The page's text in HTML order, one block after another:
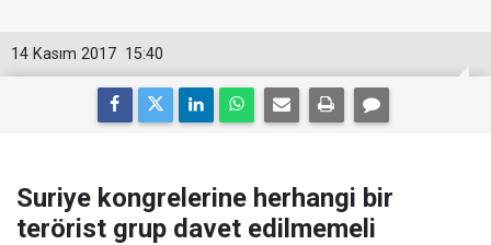
15:40
14 Kasım 2017
Suriye kongrelerine herhangi bir
terörist grup davet edilmemeli